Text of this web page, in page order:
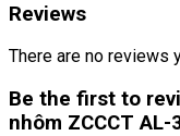
Reviews
There are no reviews
Be the first to
nhôm ZCCCT AL-